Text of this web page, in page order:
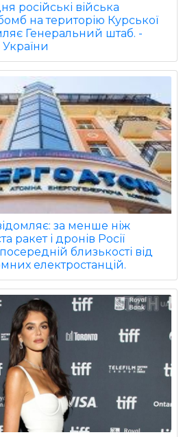
російські війська
на територію Курської
Генеральний штаб. -
за менше ніж
ракет і дронів Росії
близькості від
електростанцій.